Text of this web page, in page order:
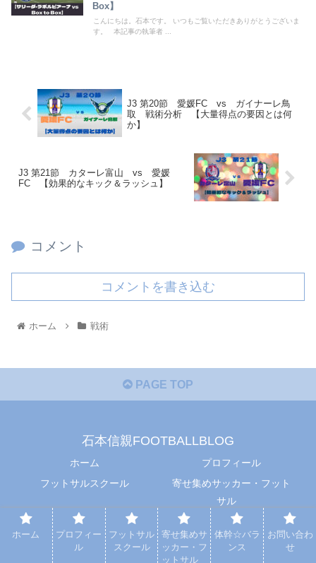
Box】
こんにちは。石本です。 いつもご覧いただきありがとうございま
す。 本記事の執筆者 ...
J3 第20節 愛媛FC vs ガイナーレ鳥
取 戦術分析 【大量得点の要因とは何
か】
J3 第21節 カターレ富山 vs 愛媛
FC 【効果的なキック＆ラッシュ】
コメント
コメントを書き込む
ホーム 戦術
PAGE TOP
石本信親FOOTBALLBLOG
ホーム
プロフィール
フットサルスクール
寄せ集めサッカー・フット
サル
体幹☆バランス
お問い合わせ
© 2021 石本信親FOOTBALLBLOG.
ホーム
プロフィー
ル
フットサル
スクール
寄せ集めサ
ッカー・フ
ットサル
体幹☆バラ
ンス
お問い合わ
せ